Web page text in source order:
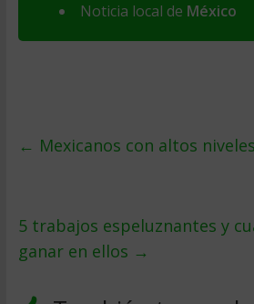
Noticia local de México
← Mexicanos con altos
5 trabajos espeluznantes y
ganar en ellos →